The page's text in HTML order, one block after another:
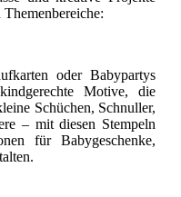
oder Babypartys
Motive, die
Schüchen, Schnuller,
– mit diesen Stempeln
für Babygeschenke,